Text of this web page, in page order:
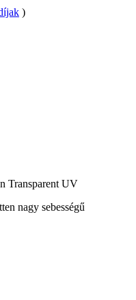
)
Transparent UV
nagy sebességű